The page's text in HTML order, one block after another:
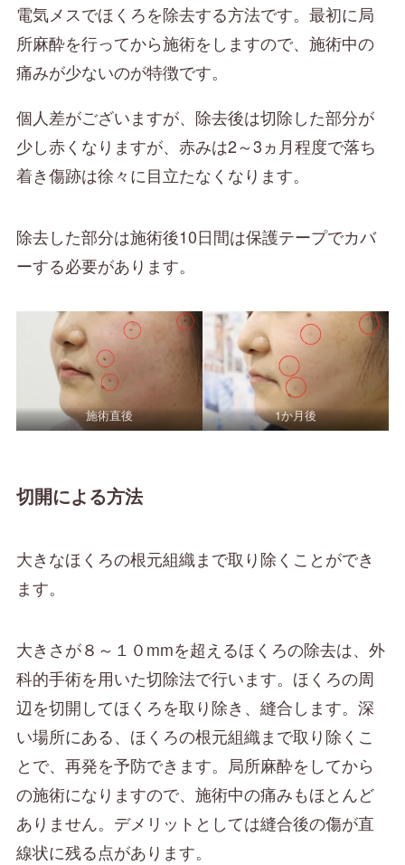
電気メスでほくろを除去する方法です。最初に局
所麻酔を行ってから施術をしますので、施術中の
痛みが少ないのが特徴です。
個人差がございますが、除去後は切除した部分が
少し赤くなりますが、赤みは2～3ヵ月程度で落ち
着き傷跡は徐々に目立たなくなります。
除去した部分は施術後10日間は保護テープでカバ
ーする必要があります。
施術直後 1か月後
切開による方法
大きなほくろの根元組織まで取り除くことができ
ます。
大きさが８～１０mmを超えるほくろの除去は、外
科的手術を用いた切除法で行います。ほくろの周
辺を切開してほくろを取り除き、縫合します。深
い場所にある、ほくろの根元組織まで取り除くこ
とで、再発を予防できます。局所麻酔をしてから
の施術になりますので、施術中の痛みもほとんど
ありません。デメリットとしては縫合後の傷が直
線状に残る点があります。